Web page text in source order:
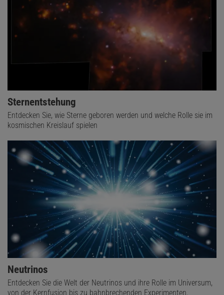
Sternentstehung
Entdecken Sie, wie Sterne geboren werden und welche Rolle sie im
kosmischen Kreislauf spielen
Neutrinos
Entdecken Sie die Welt der Neutrinos und ihre Rolle im Universum,
von der Kernfusion bis zu bahnbrechenden Experimenten.